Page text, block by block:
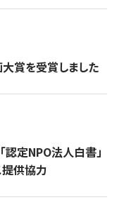
賞を受賞しました
認定NPO法人白書」
提供協力